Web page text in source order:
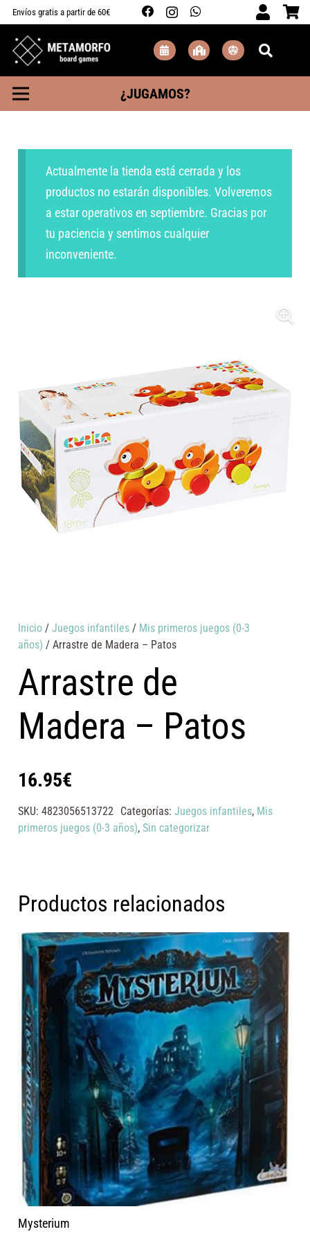
Envíos gratis a partir de 60€
¿JUGAMOS?
Actualmente la tienda está cerrada y los
productos no estarán disponibles. Volveremos
a estar operativos en septiembre. Gracias por
tu paciencia y sentimos cualquier
inconveniente.
Inicio /Juegos infantiles / Mis primeros juegos (0-3
años) / Arrastre de Madera – Patos
Arrastre de
Madera – Patos
16.95€
SKU:4823056513722 Categorías: Juegos infantiles, Mis
primeros juegos (0-3 años),Sin categorizar
Productos relacionados
Mysterium